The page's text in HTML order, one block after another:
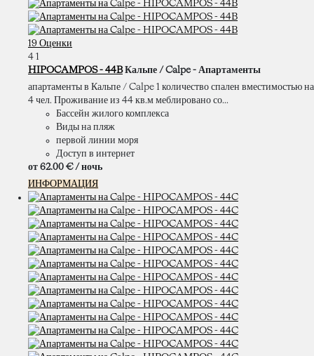
19 Оценки
4 1
HIPOCAMPOS - 44B Кальпе / Calpe - Апартаменты
апартаменты в Кальпе / Calpe 1 количество спален вместимостью на
4 чел. Проживание из 44 кв.м меблировано со...
Бассейн жилого комплекса
Виды на пляж
первой линии моря
Доступ в интернет
от 62.00 € / ночь
ИНФОРМАЦИЯ